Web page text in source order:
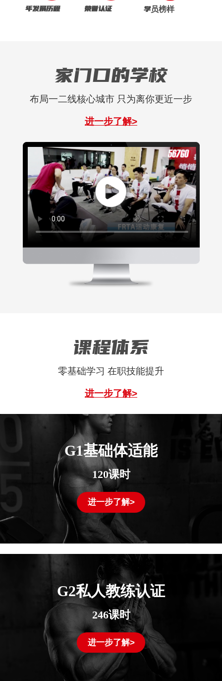
年发展历程 荣誉认证 学员榜样
家门口的学校
布局一二线核心城市 只为离你更近一步
进一步了解>
课程体系
零基础学习 在职技能提升
进一步了解>
G1基础体适能
120课时
进一步了解>
G2私人教练认证
246课时
进一步了解>